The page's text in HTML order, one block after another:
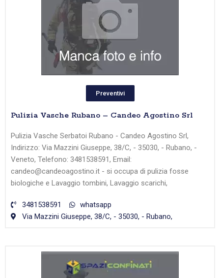
Preventivi
Pulizia Vasche Rubano – Candeo Agostino Srl
Pulizia Vasche Serbatoi Rubano - Candeo Agostino Srl,
Indirizzo: Via Mazzini Giuseppe, 38/C, - 35030, - Rubano, -
Veneto, Telefono: 3481538591, Email:
candeo@candeoagostino.it - si occupa di pulizia fosse
biologiche e Lavaggio tombini, Lavaggio scarichi,
3481538591
whatsapp
Via Mazzini Giuseppe, 38/C, - 35030, - Rubano,